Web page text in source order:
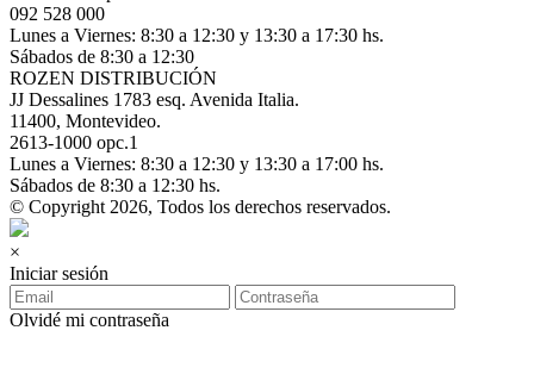
092 528 000
Lunes a Viernes: 8:30 a 12:30 y 13:30 a 17:30 hs.
Sábados de 8:30 a 12:30
ROZEN DISTRIBUCIÓN
JJ Dessalines 1783 esq. Avenida Italia.
11400, Montevideo.
2613-1000 opc.1
Lunes a Viernes: 8:30 a 12:30 y 13:30 a 17:00 hs.
Sábados de 8:30 a 12:30 hs.
© Copyright 2026, Todos los derechos reservados.
×
Iniciar sesión
Olvidé mi contraseña